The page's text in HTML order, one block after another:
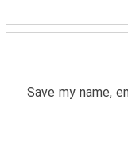
Save my name,